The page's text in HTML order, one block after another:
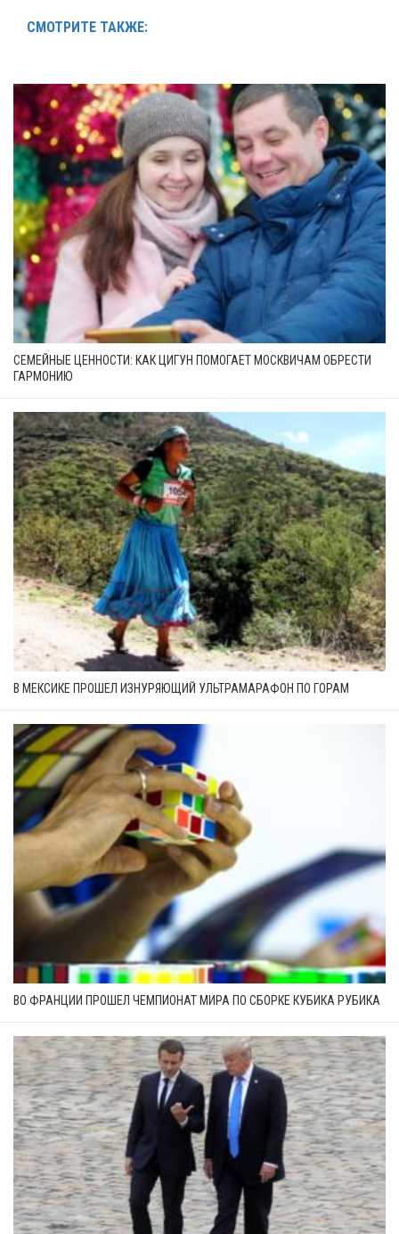
СМОТРИТЕ ТАКЖЕ:
СЕМЕЙНЫЕ ЦЕННОСТИ: КАК ЦИГУН ПОМОГАЕТ МОСКВИЧАМ ОБРЕСТИ
ГАРМОНИЮ
В МЕКСИКЕ ПРОШЕЛ ИЗНУРЯЮЩИЙ УЛЬТРАМАРАФОН ПО ГОРАМ
ВО ФРАНЦИИ ПРОШЕЛ ЧЕМПИОНАТ МИРА ПО СБОРКЕ КУБИКА РУБИКА